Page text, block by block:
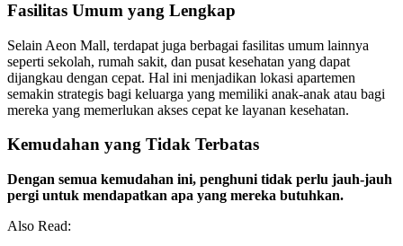
Fasilitas Umum yang Lengkap
Selain Aeon Mall, terdapat juga berbagai fasilitas umum lainnya
seperti sekolah, rumah sakit, dan pusat kesehatan yang dapat
dijangkau dengan cepat. Hal ini menjadikan lokasi apartemen
semakin strategis bagi keluarga yang memiliki anak-anak atau bagi
mereka yang memerlukan akses cepat ke layanan kesehatan.
Kemudahan yang Tidak Terbatas
Dengan semua kemudahan ini, penghuni tidak perlu jauh-jauh
pergi untuk mendapatkan apa yang mereka butuhkan.
Also Read: